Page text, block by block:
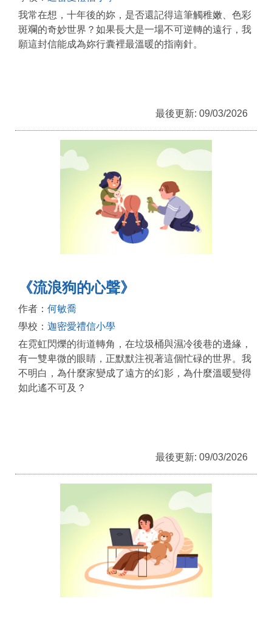
我常在想，十年後的妳，是否還記得這筆觸稚嫩、色彩
斑斕的奇妙世界？如果長大是一場不可逆轉的遠行，我
願這封信能成為妳行囊裡最溫暖的指南針。
最後更新: 09/03/2026
《流浪狗的心聲》
作者： 何敏喬
學校： 迦密愛禮信小學
在霓虹閃爍的街道轉角，在垃圾桶與濕冷後巷的邊緣，
有一雙卑微的眼睛，正默默注視著這個忙碌的世界。我
不明白，為什麼家變成了遠方的幻影，為什麼溫暖變得
如此遙不可及？
最後更新: 09/03/2026